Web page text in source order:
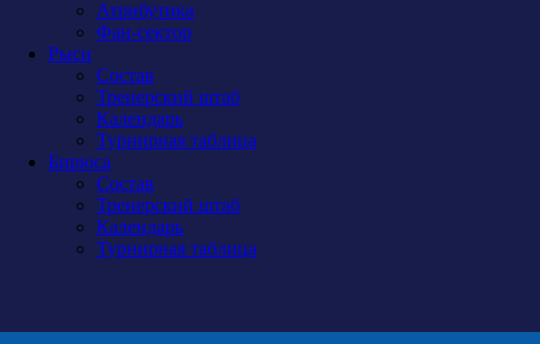
Атрибутика
Фан-сектор
Рыси
Состав
Тренерский штаб
Календарь
Турнирная таблица
Бирюса
Состав
Тренерский штаб
Календарь
Турнирная таблица